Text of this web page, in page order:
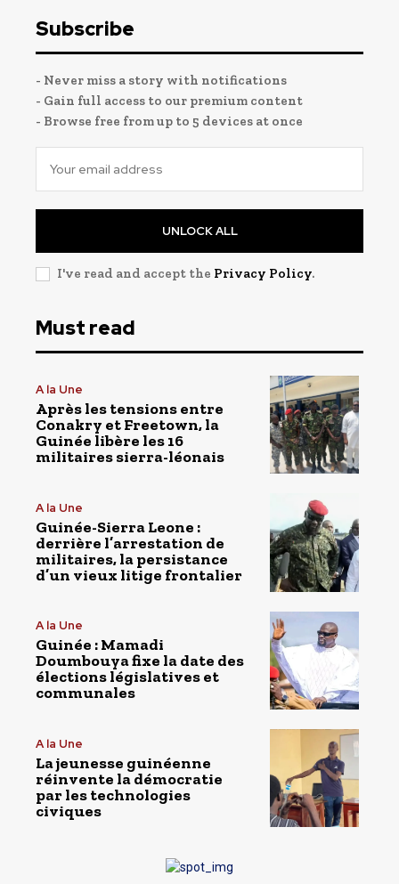
Subscribe
- Never miss a story with notifications
- Gain full access to our premium content
- Browse free from up to 5 devices at once
UNLOCK ALL
I've read and accept the Privacy Policy.
Must read
A la Une
Après les tensions entre
Conakry et Freetown, la
Guinée libère les 16
militaires sierra-léonais
A la Une
Guinée-Sierra Leone :
derrière l’arrestation de
militaires, la persistance
d’un vieux litige frontalier
A la Une
Guinée : Mamadi
Doumbouya fixe la date des
élections législatives et
communales
A la Une
La jeunesse guinéenne
réinvente la démocratie
par les technologies
civiques